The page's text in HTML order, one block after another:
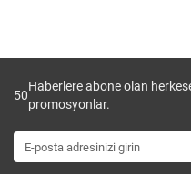
50
Haberlere abone olan
promosyonlar.